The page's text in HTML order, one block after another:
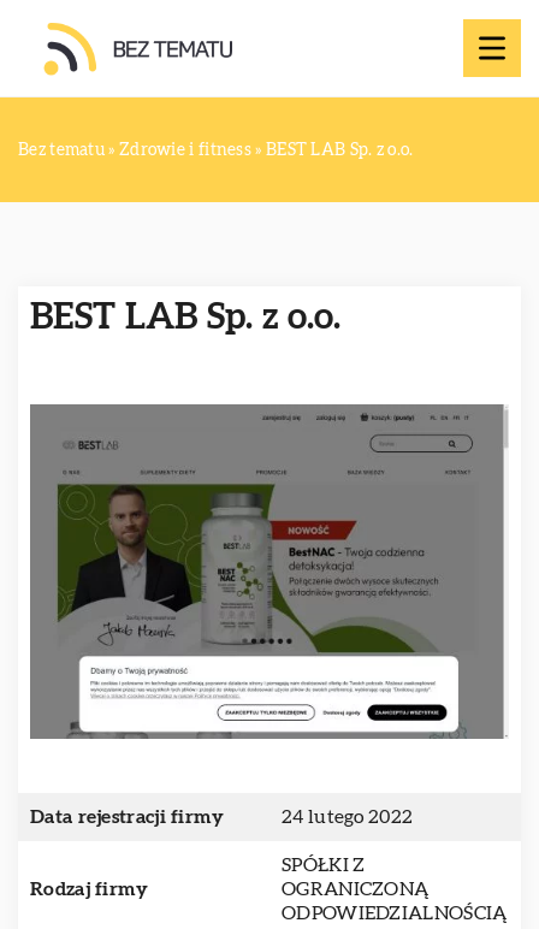
Bez tematu » Zdrowie i fitness » BEST LAB Sp. z o.o.
BEST LAB Sp. z o.o.
Data rejestracji firmy 24 lutego 2022
Rodzaj firmy
SPÓŁKI Z
OGRANICZONĄ
ODPOWIEDZIALNOŚCIĄ